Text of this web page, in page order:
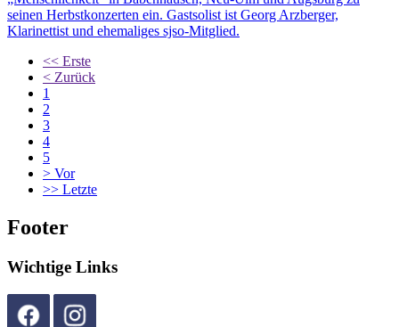
seinen Herbstkonzerten ein. Gastsolist ist Georg Arzberger,
Klarinettist und ehemaliges sjso-Mitglied.
<< Erste
< Zurück
1
2
3
4
5
> Vor
>> Letzte
Footer
Wichtige Links